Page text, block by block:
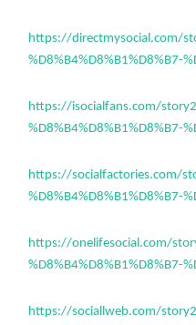
https://directmysocial.com/
%D8%B4%D8%B1%D8%B7-
https://isocialfans.com/
%D8%B4%D8%B1%D8%B7-
https://socialfactories.com/
%D8%B4%D8%B1%D8%B7-
https://onelifesocial.com/
%D8%B4%D8%B1%D8%B7-
https://sociallweb.com/